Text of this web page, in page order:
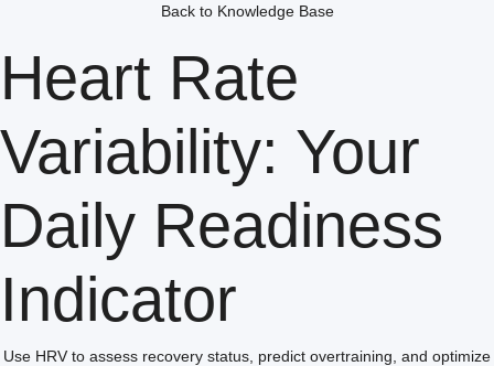
Back to Knowledge Base
Heart Rate
Variability: Your
Daily Readiness
Indicator
Use HRV to assess recovery status, predict overtraining, and optimize